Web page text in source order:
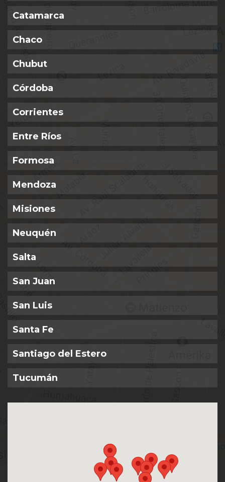
Catamarca
Chaco
Chubut
Córdoba
Corrientes
Entre Ríos
Formosa
Mendoza
Misiones
Neuquén
Salta
San Juan
San Luis
Santa Fe
Santiago del Estero
Tucumán